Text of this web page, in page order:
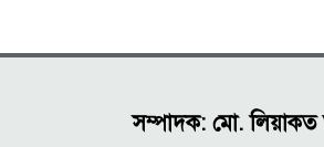
সম্পাদক: মো.